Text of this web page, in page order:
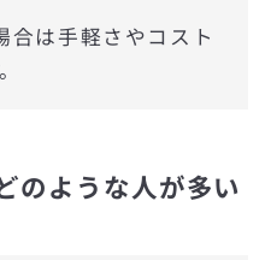
合は手軽さやコスト
のような人が多い